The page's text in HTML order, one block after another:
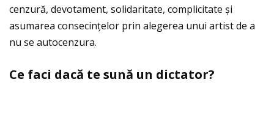
cenzură, devotament, solidaritate, complicitate și
asumarea consecinţelor prin alegerea unui artist de a
nu se autocenzura.
Ce faci dacă te sună un dictator?